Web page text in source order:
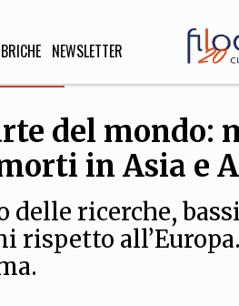
NEWSLETTER
Attualità,
FILOSOFIA
del mondo:
in Asia e
ricerche,
all’Europa.